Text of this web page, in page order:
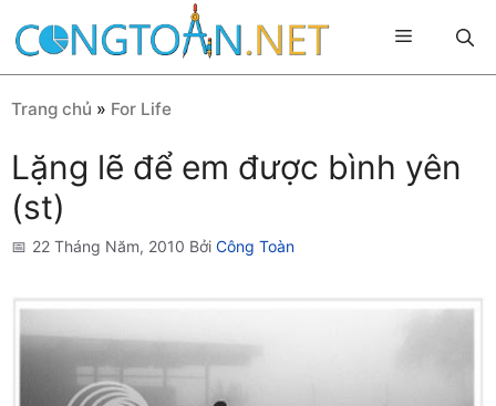
đến
Menu
Trang chủ » For Life
Lặng lẽ để em được bình yên
(st)
22 Tháng Năm, 2010 Bởi Công Toàn